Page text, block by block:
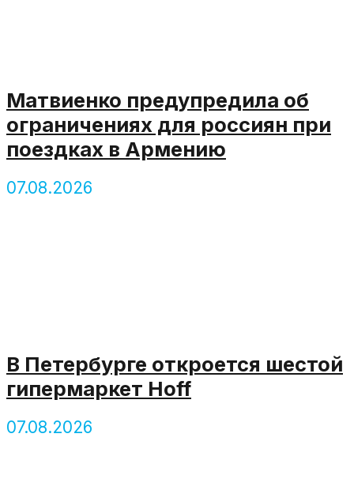
Матвиенко предупредила об
ограничениях для россиян при
поездках в Армению
07.08.2026
В Петербурге откроется шестой
гипермаркет Hoff
07.08.2026